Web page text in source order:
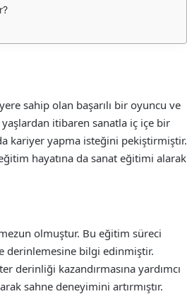
sahip olan başarılı bir oyuncu ve
yaşlardan itibaren sanatla iç içe bir
kariyer yapma isteğini pekiştirmiştir.
hayatına da sanat eğitimi alarak
olmuştur. Bu eğitim süreci
derinlemesine bilgi edinmiştir.
derinliği kazandırmasına yardımcı
sahne deneyimini artırmıştır.